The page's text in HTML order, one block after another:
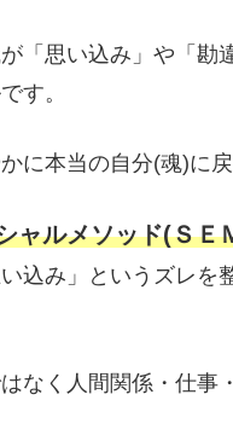
「思い込み」や「勘
す。
に本当の自分(魂)に
ャルメソッド(ＳＥ
込み」というズレを
なく人間関係・仕事